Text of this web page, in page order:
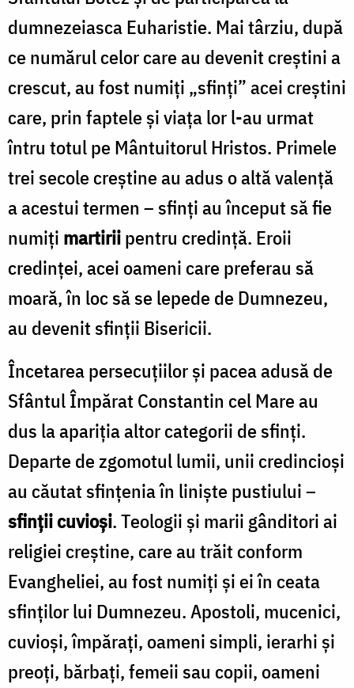
dumnezeiasca Euharistie. Mai târziu, după
ce numărul celor care au devenit creștini a
crescut, au fost numiți „sfinți” acei creștini
care, prin faptele și viața lor l-au urmat
întru totul pe Mântuitorul Hristos. Primele
trei secole creștine au adus o altă valență
a acestui termen – sfinți au început să fie
numiți martiriipentru credință. Eroii
credinței, acei oameni care preferau să
moară, în loc să se lepede de Dumnezeu,
au devenit sfinții Bisericii.
Încetarea persecuțiilor și pacea adusă de
Sfântul Împărat Constantin cel Mare au
dus la apariția altor categorii de sfinți.
Departe de zgomotul lumii, unii credincioși
au căutat sfințenia în liniște pustiului –
sfinții cuvioși. Teologii și marii gânditori ai
religiei creștine, care au trăit conform
Evangheliei, au fost numiți și ei în ceata
sfinților lui Dumnezeu. Apostoli, mucenici,
cuvioși, împărați, oameni simpli, ierarhi și
preoți, bărbați, femeii sau copii, oameni